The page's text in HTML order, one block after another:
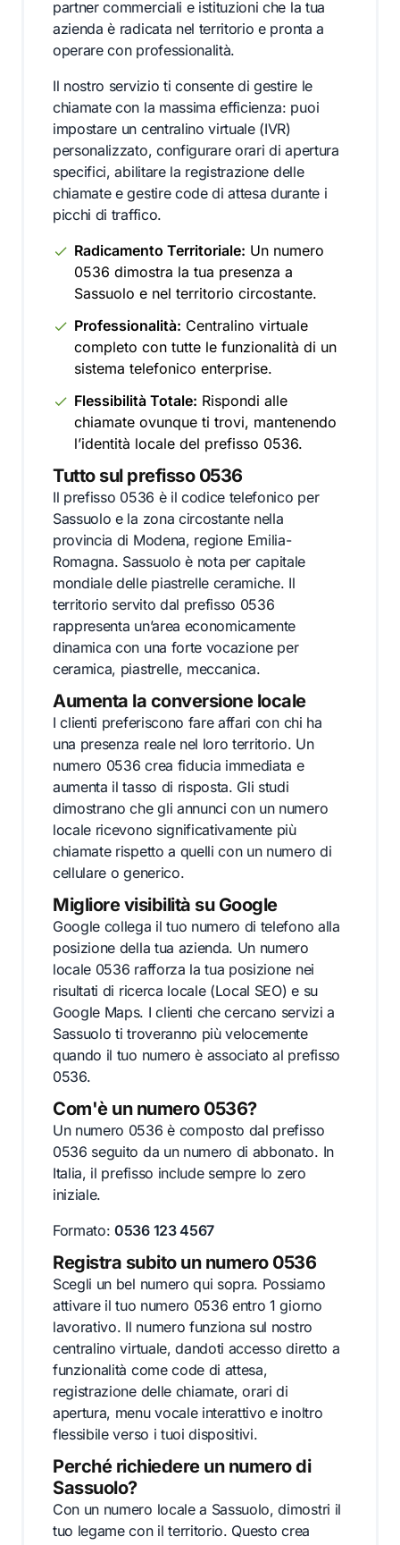
partner commerciali e istituzioni che la tua
azienda è radicata nel territorio e pronta a
operare con professionalità.
Il nostro servizio ti consente di gestire le
chiamate con la massima efficienza: puoi
impostare un centralino virtuale (IVR)
personalizzato, configurare orari di apertura
specifici, abilitare la registrazione delle
chiamate e gestire code di attesa durante i
picchi di traffico.
Radicamento Territoriale: Un numero
0536 dimostra la tua presenza a
Sassuolo e nel territorio circostante.
Professionalità: Centralino virtuale
completo con tutte le funzionalità di un
sistema telefonico enterprise.
Flessibilità Totale: Rispondi alle
chiamate ovunque ti trovi, mantenendo
l’identità locale del prefisso 0536.
Tutto sul prefisso 0536
Il prefisso 0536 è il codice telefonico per
Sassuolo e la zona circostante nella
provincia di Modena, regione Emilia-
Romagna. Sassuolo è nota per capitale
mondiale delle piastrelle ceramiche. Il
territorio servito dal prefisso 0536
rappresenta un’area economicamente
dinamica con una forte vocazione per
ceramica, piastrelle, meccanica.
Aumenta la conversione locale
I clienti preferiscono fare affari con chi ha
una presenza reale nel loro territorio. Un
numero 0536 crea fiducia immediata e
aumenta il tasso di risposta. Gli studi
dimostrano che gli annunci con un numero
locale ricevono significativamente più
chiamate rispetto a quelli con un numero di
cellulare o generico.
Migliore visibilità su Google
Google collega il tuo numero di telefono alla
posizione della tua azienda. Un numero
locale 0536 rafforza la tua posizione nei
risultati di ricerca locale (Local SEO) e su
Google Maps. I clienti che cercano servizi a
Sassuolo ti troveranno più velocemente
quando il tuo numero è associato al prefisso
0536.
Com'è un numero 0536?
Un numero 0536 è composto dal prefisso
0536 seguito da un numero di abbonato. In
Italia, il prefisso include sempre lo zero
iniziale.
Formato:0536 123 4567
Registra subito un numero 0536
Scegli un bel numero qui sopra. Possiamo
attivare il tuo numero 0536 entro 1 giorno
lavorativo. Il numero funziona sul nostro
centralino virtuale, dandoti accesso diretto a
funzionalità come code di attesa,
registrazione delle chiamate, orari di
apertura, menu vocale interattivo e inoltro
flessibile verso i tuoi dispositivi.
Perché richiedere un numero di
Sassuolo?
Con un numero locale a Sassuolo, dimostri il
tuo legame con il territorio. Questo crea